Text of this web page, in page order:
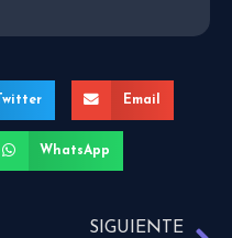
Twitter Email
WhatsApp
SIGUIENTE